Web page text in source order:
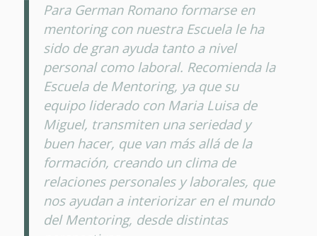
Para German Romano formarse en
mentoring con nuestra Escuela le ha
sido de gran ayuda tanto a nivel
personal como laboral. Recomienda la
Escuela de Mentoring, ya que su
equipo liderado con Maria Luisa de
Miguel, transmiten una seriedad y
buen hacer, que van más allá de la
formación, creando un clima de
relaciones personales y laborales, que
nos ayudan a interiorizar en el mundo
del Mentoring, desde distintas